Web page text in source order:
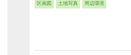
区画図 土地写真 周辺環境